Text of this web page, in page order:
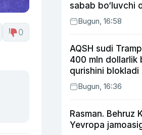
0
sabab bo‘luvchi
odatBugun, 16:58
AQSH sudi
400 mln dollarlik
qurishini blokladi
Bugun, 16:36
Rasman. Behruz
Yevropa